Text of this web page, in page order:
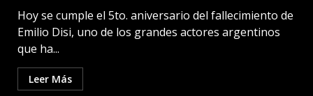
Hoy se cumple el 5to. aniversario del fallecimiento de
Emilio Disi, uno de los grandes actores argentinos
que ha...
Leer Más